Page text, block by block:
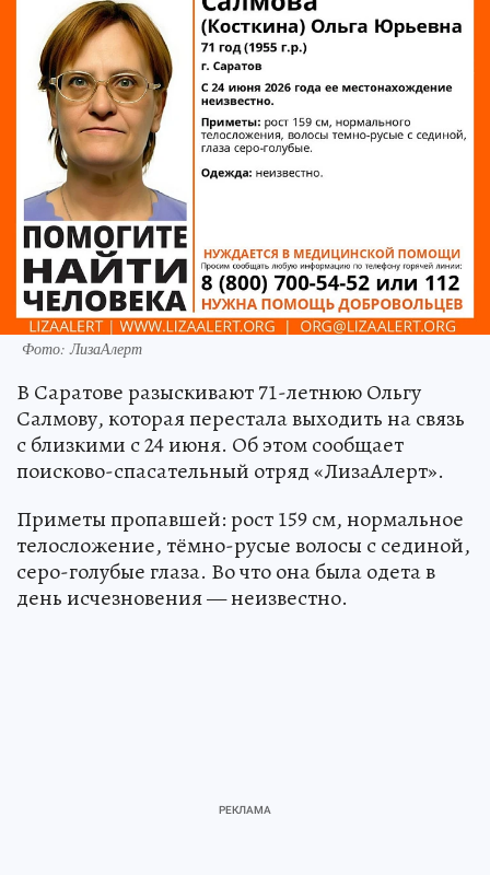
Фото: ЛизаАлерт
В Саратове разыскивают 71-летнюю Ольгу
Салмову, которая перестала выходить на связь
с близкими с 24 июня. Об этом сообщает
поисково-спасательный отряд «ЛизаАлерт».
Приметы пропавшей: рост 159 см, нормальное
телосложение, тёмно-русые волосы с сединой,
серо-голубые глаза. Во что она была одета в
день исчезновения — неизвестно.